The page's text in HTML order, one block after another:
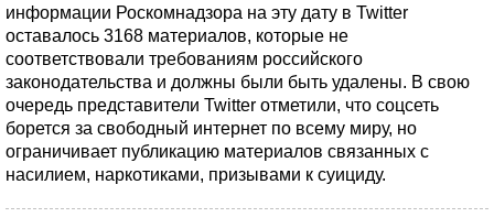
информации Роскомнадзора на эту дату в Twitter
оставалось 3168 материалов, которые не
соответствовали требованиям российского
законодательства и должны были быть удалены. В свою
очередь представители Twitter отметили, что соцсеть
борется за свободный интернет по всему миру, но
ограничивает публикацию материалов связанных с
насилием, наркотиками, призывами к суициду.